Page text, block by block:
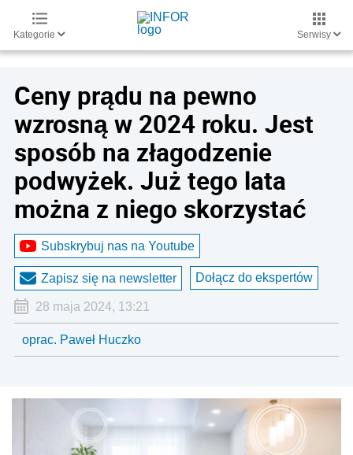
Kategorie Serwisy
Ceny prądu na pewno
wzrosną w 2024 roku. Jest
sposób na złagodzenie
podwyżek. Już tego lata
można z niego skorzystać
Subskrybuj nas na Youtube
Zapisz się na newsletter Dołącz do ekspertów
28 maja 2024, 13:21
oprac. Paweł Huczko